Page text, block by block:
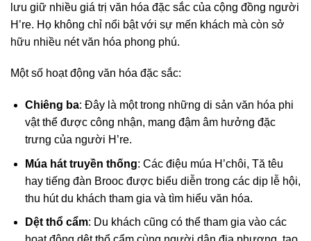
lưu giữ nhiều giá trị văn hóa đặc sắc của cộng đồng người
H’re. Họ không chỉ nổi bật với sự mến khách mà còn sở
hữu nhiều nét văn hóa phong phú.
Một số hoạt động văn hóa đặc sắc:
Chiêng ba: Đây là một trong những di sản văn hóa phi
vật thể được công nhận, mang đậm âm hưởng đặc
trưng của người H’re.
Múa hát truyền thống: Các điệu múa H’chôi, Tă têu
hay tiếng đàn Brooc được biểu diễn trong các dịp lễ hội,
thu hút du khách tham gia và tìm hiểu văn hóa.
Dệt thổ cẩm: Du khách cũng có thể tham gia vào các